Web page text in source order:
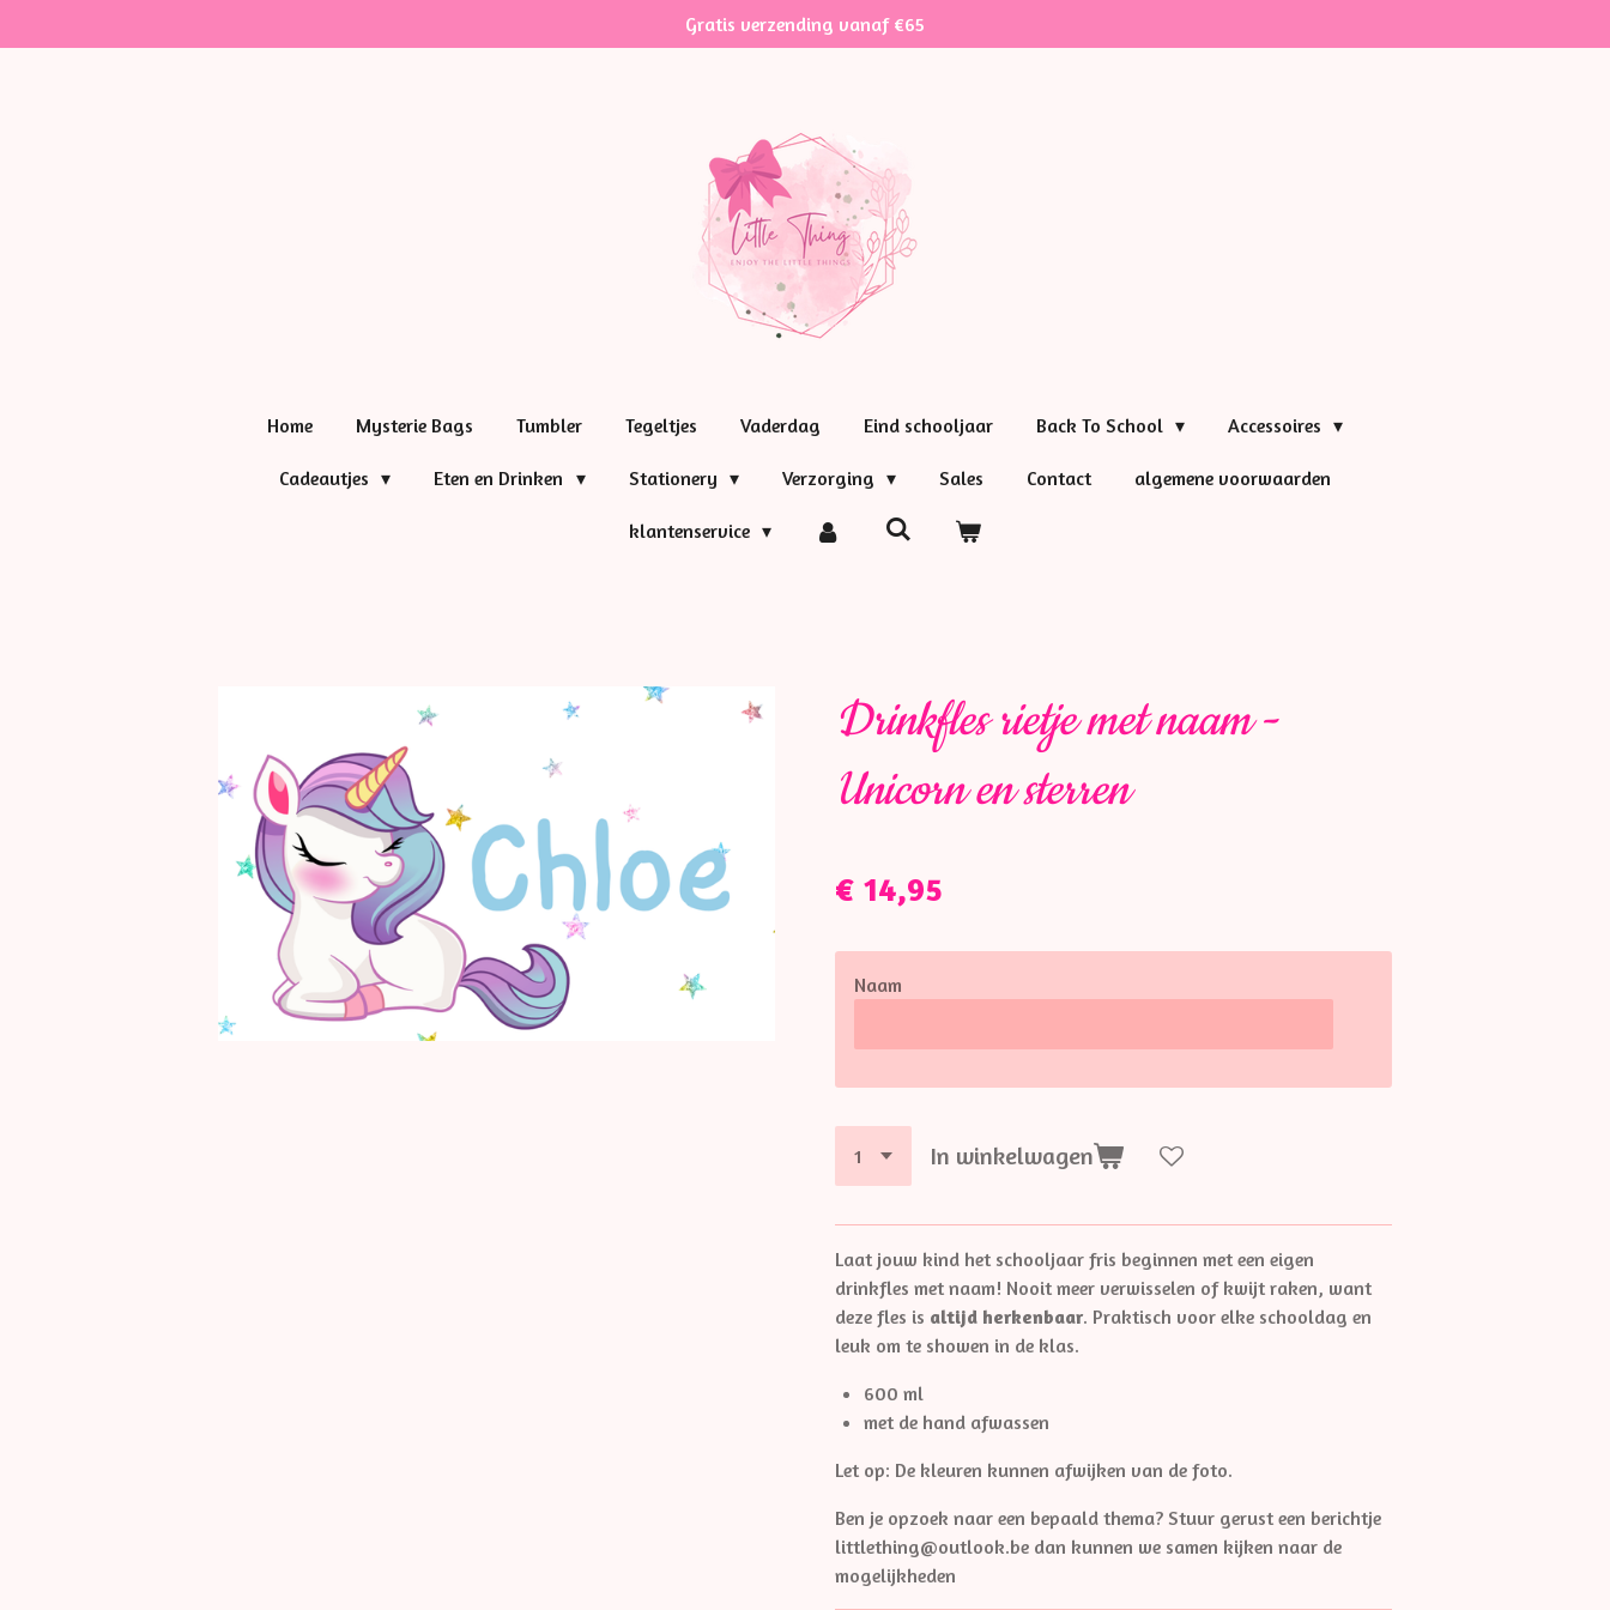
direct
Gratis verzending vanaf €65
Home Mysterie Bags Tumbler Tegeltjes Vaderdag Eind schooljaar Back To School Accessoires
Cadeautjes Eten en Drinken Stationery Verzorging Sales Contact algemene voorwaarden
klantenservice
Drinkfles rietje met naam -
Unicorn en sterren
€ 14,95
Naam
In winkelwagen
Laat jouw kind het schooljaar fris beginnen met een eigen
drinkfles met naam! Nooit meer verwisselen of kwijt raken, want
deze fles is altijd herkenbaar. Praktisch voor elke schooldag en
leuk om te showen in de klas.
600 ml
met de hand afwassen
Let op: De kleuren kunnen afwijken van de foto.
Ben je opzoek naar een bepaald thema? Stuur gerust een berichtje
littlething@outlook.be dan kunnen we samen kijken naar de
mogelijkheden